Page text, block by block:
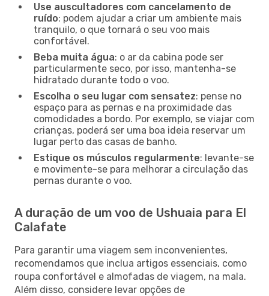
Use auscultadores com cancelamento de
ruído: podem ajudar a criar um ambiente mais
tranquilo, o que tornará o seu voo mais
confortável.
Beba muita água: o ar da cabina pode ser
particularmente seco, por isso, mantenha-se
hidratado durante todo o voo.
Escolha o seu lugar com sensatez: pense no
espaço para as pernas e na proximidade das
comodidades a bordo. Por exemplo, se viajar com
crianças, poderá ser uma boa ideia reservar um
lugar perto das casas de banho.
Estique os músculos regularmente: levante-se
e movimente-se para melhorar a circulação das
pernas durante o voo.
A duração de um voo de Ushuaia para El
Calafate
Para garantir uma viagem sem inconvenientes,
recomendamos que inclua artigos essenciais, como
roupa confortável e almofadas de viagem, na mala.
Além disso, considere levar opções de